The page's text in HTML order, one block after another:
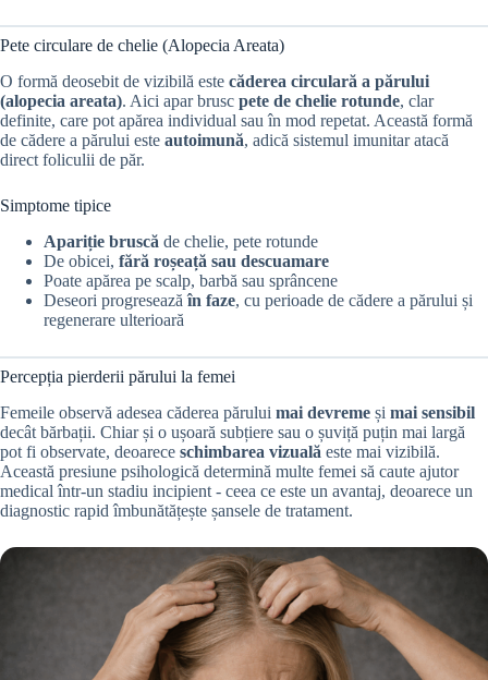
Pete circulare de chelie (Alopecia Areata)
O formă deosebit de vizibilă este căderea circulară a părului
(alopecia areata). Aici apar brusc pete de chelie rotunde, clar
definite, care pot apărea individual sau în mod repetat. Această formă
de cădere a părului este autoimună, adică sistemul imunitar atacă
direct foliculii de păr.
Simptome tipice
Apariție bruscă de chelie, pete rotunde
De obicei, fără roșeață sau descuamare
Poate apărea pe scalp, barbă sau sprâncene
Deseori progreseazăîn faze, cu perioade de cădere a părului și
regenerare ulterioară
Percepția pierderii părului la femei
Femeile observă adesea căderea părului mai devreme și mai sensibil
decât bărbații. Chiar și o ușoară subțiere sau o șuviță puțin mai largă
pot fi observate, deoarece schimbarea vizuală este mai vizibilă.
Această presiune psihologică determină multe femei să caute ajutor
medical într-un stadiu incipient - ceea ce este un avantaj, deoarece un
diagnostic rapid îmbunătățește șansele de tratament.